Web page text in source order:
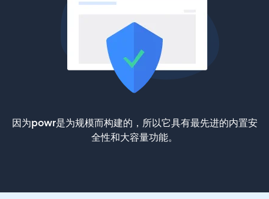
因为powr是为规模而构建的，所以它具有最先进的内置安
全性和大容量功能。